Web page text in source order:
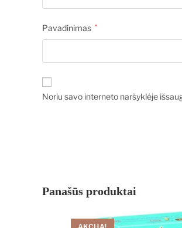
Pavadinimas *
Noriu savo interneto naršyklėje
Panašūs produktai
AKCIJA!